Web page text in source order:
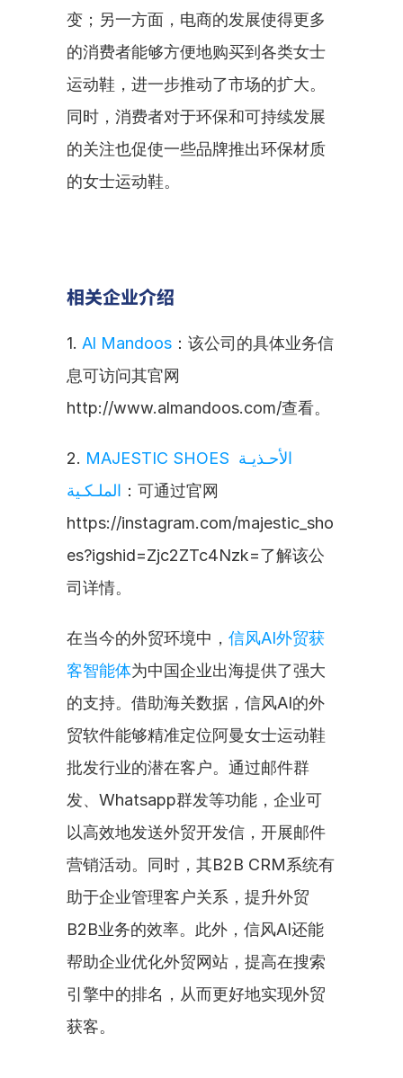
变；另一方面，电商的发展使得更多
的消费者能够方便地购买到各类女士
运动鞋，进一步推动了市场的扩大。
同时，消费者对于环保和可持续发展
的关注也促使一些品牌推出环保材质
的女士运动鞋。
相关企业介绍
1. Al Mandoos ：该公司的具体业务信
息可访问其官网
http://www.almandoos.com/查看。
2. MAJESTIC SHOES الأحـذيـة
الملـكـية ：可通过官网
https://instagram.com/majestic_sho
es?igshid=Zjc2ZTc4Nzk=了解该公
司详情。
在当今的外贸环境中， 信风AI外贸获
客智能体为中国企业出海提供了强大
的支持。借助海关数据，信风AI的外
贸软件能够精准定位阿曼女士运动鞋
批发行业的潜在客户。通过邮件群
发、Whatsapp群发等功能，企业可
以高效地发送外贸开发信，开展邮件
营销活动。同时，其B2B CRM系统有
助于企业管理客户关系，提升外贸
B2B业务的效率。此外，信风AI还能
帮助企业优化外贸网站，提高在搜索
引擎中的排名，从而更好地实现外贸
获客。